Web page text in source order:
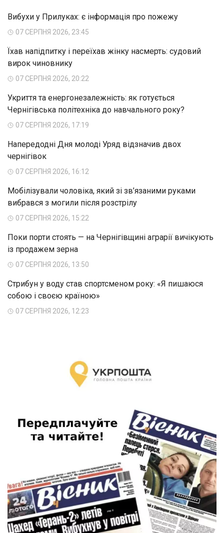
Вибухи у Прилуках: є інформація про пожежу
07 СЕРПНЯ 2026, 23:45
Їхав напідпитку і переїхав жінку насмерть: судовий
вирок чиновнику
07 СЕРПНЯ 2026, 20:22
Укриття та енергонезалежність: як готується
Чернігівська політехніка до навчального року?
07 СЕРПНЯ 2026, 17:19
Напередодні Дня молоді Уряд відзначив двох
чернігівок
07 СЕРПНЯ 2026, 16:12
Мобілізували чоловіка, який зі зв’язаними руками
вибрався з могили після розстрілу
07 СЕРПНЯ 2026, 15:22
Поки порти стоять — на Чернігівщині аграрії вичікують
із продажем зерна
07 СЕРПНЯ 2026, 13:50
Стрибун у воду став спортсменом року: «Я пишаюся
собою і своєю країною»
07 СЕРПНЯ 2026, 12:23